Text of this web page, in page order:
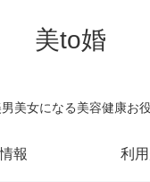
美to婚
美女になる美容健康お
報 利